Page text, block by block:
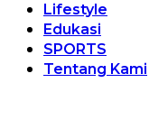
Lifestyle
Edukasi
SPORTS
Tentang Kami